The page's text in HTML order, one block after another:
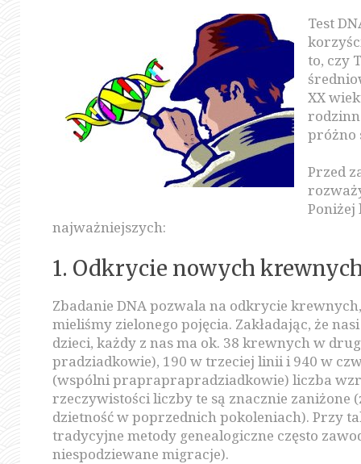
Test
to, czy
XX
próżno
Przed
Poniżej
najważniejszych:
1. Odkrycie nowych
Zbadanie DNA pozwala na odkrycie
mieliśmy zielonego pojęcia. Zakładając, że
dzieci, każdy z nas ma ok. 38 krewnych w
pradziadkowie), 190 w trzeciej linii i 940 w
(wspólni prapraprapradziadkowie) liczba
rzeczywistości liczby te są znacznie zaniżone
dzietność w poprzednich pokoleniach). Przy
tradycyjne metody genealogiczne często
niespodziewane migracje).